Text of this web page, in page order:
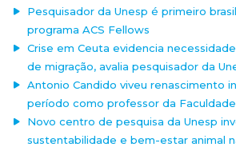
Pesquisador da Unesp é primeiro
programa ACS Fellows
Crise em Ceuta evidencia
de migração, avalia pesquisador da
Antonio Candido viveu renascimento
período como professor da
Novo centro de pesquisa da Unesp
sustentabilidade e bem-estar animal